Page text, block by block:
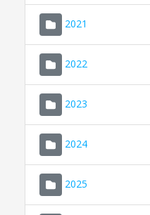
2021
2022
2023
2024
2025